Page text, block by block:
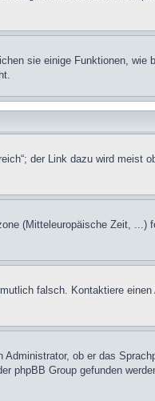
sie einige Funktionen, wie
der Link dazu wird meist
(Mitteleuropäische Zeit, ...)
falsch. Kontaktiere einen
ob er das
phpBB Group gefunden